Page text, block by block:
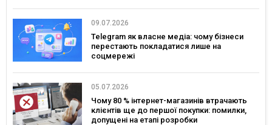
09.07.2026
Telegram як власне медіа: чому бізнеси
перестають покладатися лише на
соцмережі
05.07.2026
Чому 80 % інтернет-магазинів втрачають
клієнтів ще до першої покупки: помилки,
допущені на етапі розробки